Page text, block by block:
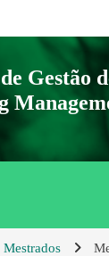
Gestão
Mestrados